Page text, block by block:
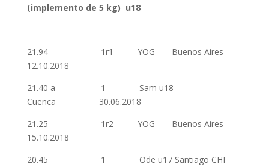
(implemento de 5 kg) u18
21.94 1r1 YOG Buenos Aires
12.10.2018
21.40 a 1 Sam u18
Cuenca 30.06.2018
21.25 1r2 YOG Buenos Aires
15.10.2018
20.45 1 Ode u17 Santiago CHI